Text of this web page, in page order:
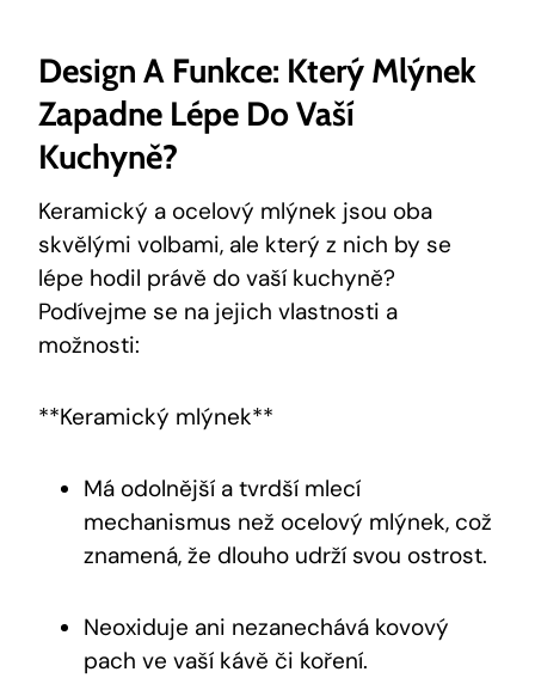
Design A Funkce: Který Mlýnek
Zapadne Lépe Do Vaší
Kuchyně?
Keramický a ocelový mlýnek jsou oba
skvělými volbami, ale který z nich by se
lépe hodil právě do vaší kuchyně?
Podívejme se na jejich vlastnosti a
možnosti:
**Keramický mlýnek**
Má odolnější a tvrdší mlecí
mechanismus než ocelový mlýnek, což
znamená, že dlouho udrží svou ostrost.
Neoxiduje ani nezanechává kovový
pach ve vaší kávě či koření.